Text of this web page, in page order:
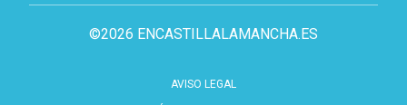
©2026 ENCASTILLALAMANCHA.ES
AVISO LEGAL